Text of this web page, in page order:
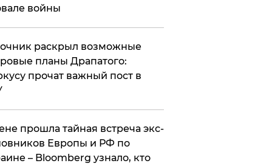
войны
раскрыл возможные
планы Драпатого:
прочат важный пост в
прошла тайная встреча экс-
Европы и РФ по
– Bloomberg узнало, кто